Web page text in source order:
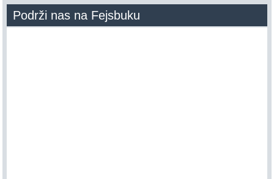
Podrži nas na Fejsbuku